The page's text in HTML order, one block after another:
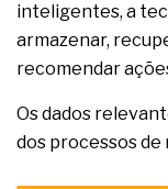
inteligentes, a
armazenar,
recomendar
Os dados
dos processos de